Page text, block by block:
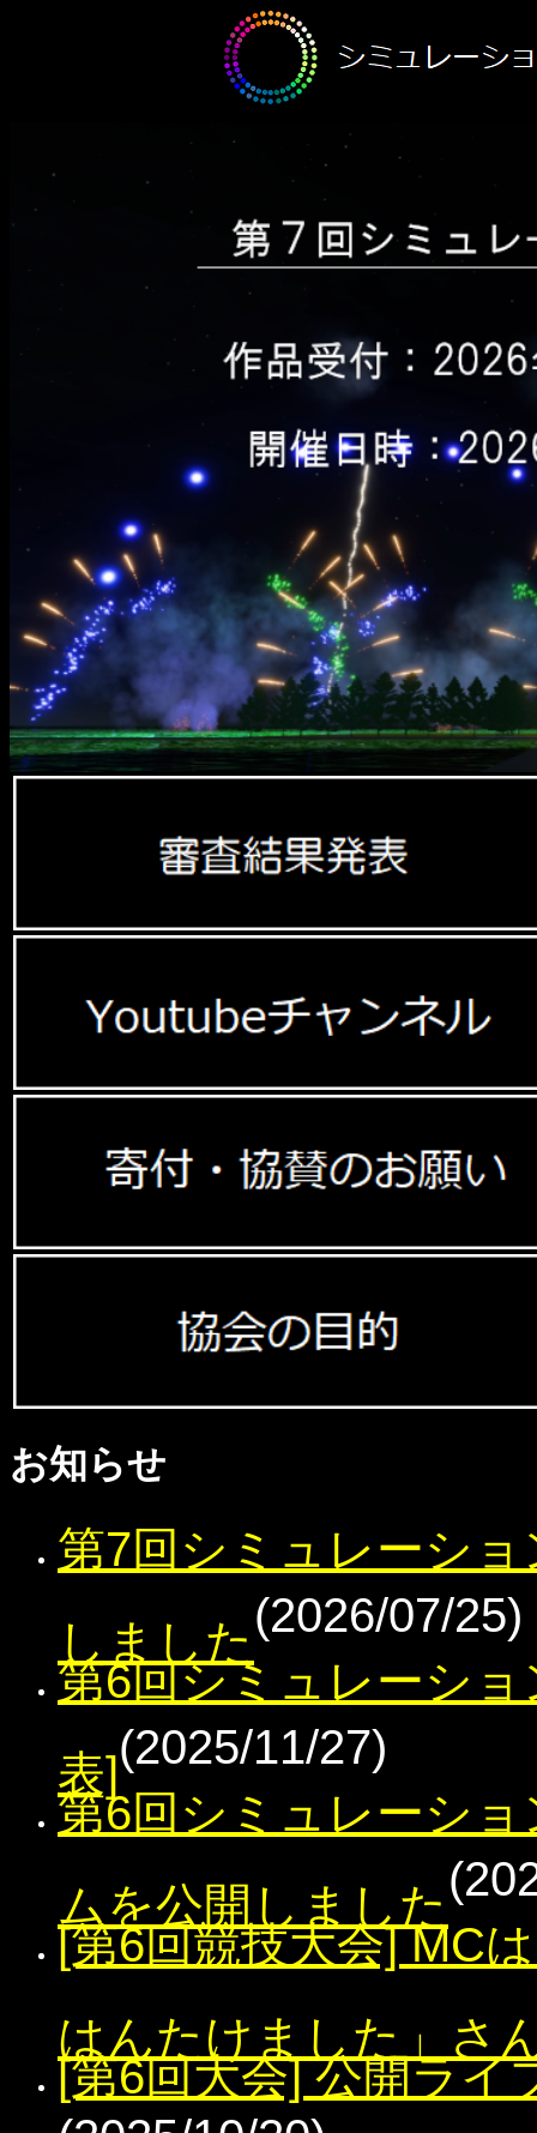
お知らせ
第7回シミュレーシ
しました
(2026/07/25)
第6回シミュレーシ
表] (2025/11/27)
第6回シミュレーシ
ムを公開しました
[第6回競技大会] MC
はんたけました」さ
[第6回大会] 公開ライ
(2025/10/20)